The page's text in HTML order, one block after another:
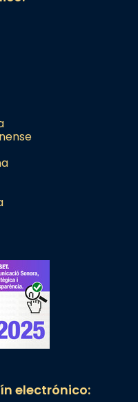
sant Cugat, a
la tradició
=
I l’any 1667, el
en una obra
l’antiga Iluro.
relíq
electrónico: